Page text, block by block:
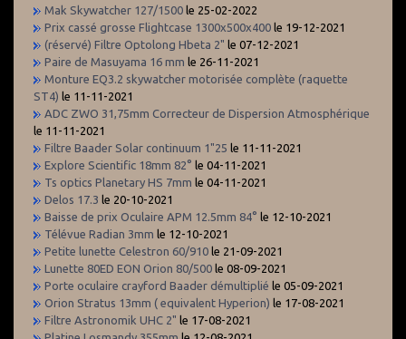
Mak Skywatcher 127/1500 le 25-02-2022
Prix cassé grosse Flightcase 1300x500x400 le 19-12-2021
(réservé) Filtre Optolong Hbeta 2" le 07-12-2021
Paire de Masuyama 16 mm le 26-11-2021
Monture EQ3.2 skywatcher motorisée complète (raquette
ST4) le 11-11-2021
ADC ZWO 31,75mm Correcteur de Dispersion Atmosphérique
le 11-11-2021
Filtre Baader Solar continuum 1"25 le 11-11-2021
Explore Scientific 18mm 82° le 04-11-2021
Ts optics Planetary HS 7mm le 04-11-2021
Delos 17.3 le 20-10-2021
Baisse de prix Oculaire APM 12.5mm 84° le 12-10-2021
Télévue Radian 3mm le 12-10-2021
Petite lunette Celestron 60/910 le 21-09-2021
Lunette 80ED EON Orion 80/500 le 08-09-2021
Porte oculaire crayford Baader démultiplié le 05-09-2021
Orion Stratus 13mm ( equivalent Hyperion) le 17-08-2021
Filtre Astronomik UHC 2" le 17-08-2021